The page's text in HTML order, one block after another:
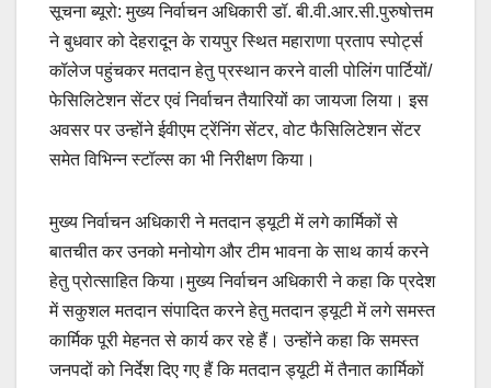
सूचना ब्यूरो: मुख्य निर्वाचन अधिकारी डॉ. बी.वी.आर.सी.पुरुषोत्तम
ने बुधवार को देहरादून के रायपुर स्थित महाराणा प्रताप स्पोर्ट्स
कॉलेज पहुंचकर मतदान हेतु प्रस्थान करने वाली पोलिंग पार्टियों/
फेसिलिटेशन सेंटर एवं निर्वाचन तैयारियों का जायजा लिया। इस
अवसर पर उन्होंने ईवीएम ट्रेंनिंग सेंटर, वोट फैसिलिटेशन सेंटर
समेत विभिन्न स्टॉल्स का भी निरीक्षण किया।
मुख्य निर्वाचन अधिकारी ने मतदान ड्यूटी में लगे कार्मिकों से
बातचीत कर उनको मनोयोग और टीम भावना के साथ कार्य करने
हेतु प्रोत्साहित किया।मुख्य निर्वाचन अधिकारी ने कहा कि प्रदेश
में सकुशल मतदान संपादित करने हेतु मतदान ड्यूटी में लगे समस्त
कार्मिक पूरी मेहनत से कार्य कर रहे हैं। उन्होंने कहा कि समस्त
जनपदों को निर्देश दिए गए हैं कि मतदान ड्यूटी में तैनात कार्मिकों